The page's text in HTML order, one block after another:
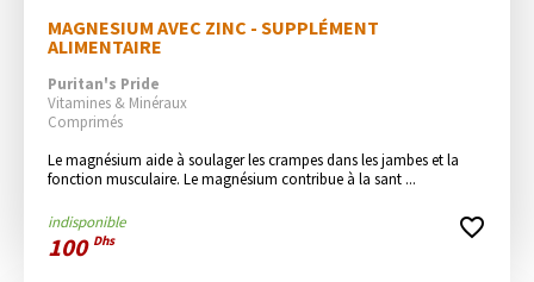
MAGNESIUM AVEC ZINC - SUPPLÉMENT
ALIMENTAIRE
Puritan's Pride
Vitamines & Minéraux
Comprimés
Le magnésium aide à soulager les crampes dans les jambes et la
fonction musculaire. Le magnésium contribue à la sant ...
indisponible
100 Dhs favorite_border